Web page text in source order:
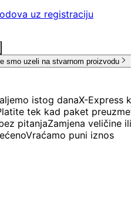
uz registraciju
smo uzeli na stvarnom proizvodu
istog danaX-Express
tek kad paket
pitanjaZamjena veličine
Vraćamo puni iznos